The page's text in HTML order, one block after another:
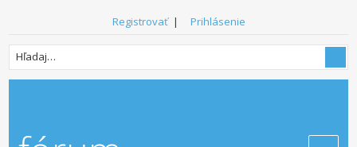
Registrovať| Prihlásenie